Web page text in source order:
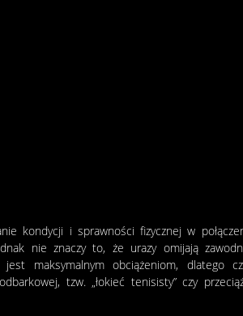
kondycji i sprawności fizycznej w
nie znaczy to, że urazy omijają
maksymalnym obciążeniom, dlatego
tzw. „łokieć tenisisty” czy